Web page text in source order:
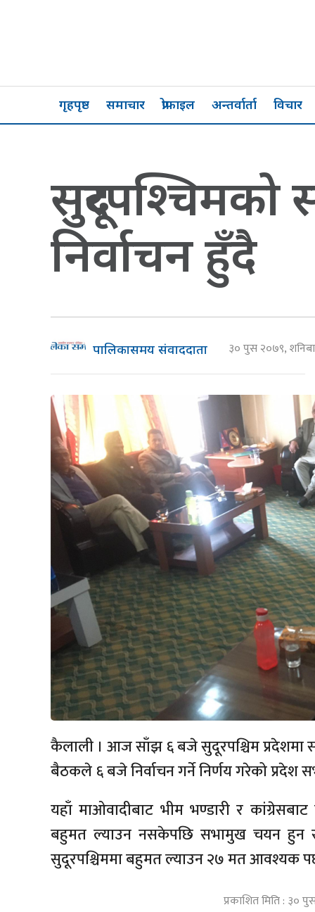
गृहपृष्ठ समाचार प्रोफाइल अन्तर्वार्ता विचार
निर्वाचन हुँदै
पालिकासमय संवाददाता ३० पुस २०७९,
कैलाली । आज साँझ ६ बजे सुदूरपश्चिम प्रदेशमा
बैठकले ६ बजे निर्वाचन गर्ने निर्णय गरेको
यहाँ माओवादीबाट भीम भण्डारी र
बहुमत ल्याउन नसकेपछि सभामुख चयन हुन
सुदूरपश्चिममा बहुमत ल्याउन २७ मत आवश्यक
प्रकाशित मिति : ३०